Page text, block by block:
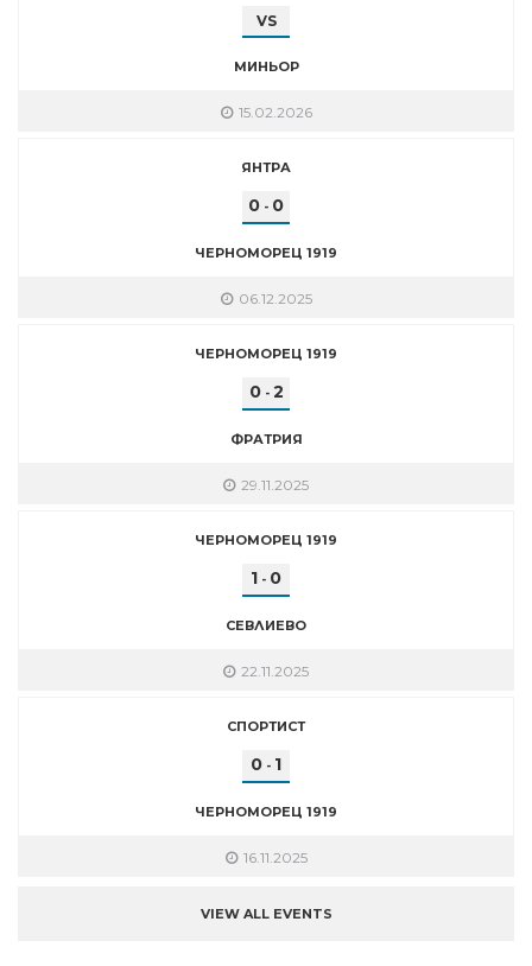
VS
МИНЬОР
15.02.2026
ЯНТРА
0 - 0
ЧЕРНОМОРЕЦ 1919
06.12.2025
ЧЕРНОМОРЕЦ 1919
0- 2
ФРАТРИЯ
29.11.2025
ЧЕРНОМОРЕЦ 1919
1 - 0
СЕВЛИЕВО
22.11.2025
СПОРТИСТ
0 - 1
ЧЕРНОМОРЕЦ 1919
16.11.2025
VIEW ALL EVENTS